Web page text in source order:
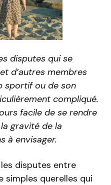
disputes qui se
d’autres membres
sportif ou de son
compliqué.
facile de se rendre
gravité de la
à envisager.
disputes entre
simples querelles qui